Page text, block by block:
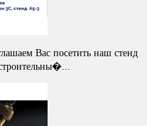
Вас посетить наш стенд